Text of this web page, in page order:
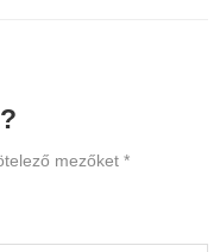
mezőket *